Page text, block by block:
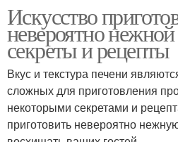
Удар по печени
Свиная печень
Искусство
невероятно
секреты и рецепты
Вкус и текстура печени
сложных для приготовления
некоторыми секретами и
приготовить невероятно